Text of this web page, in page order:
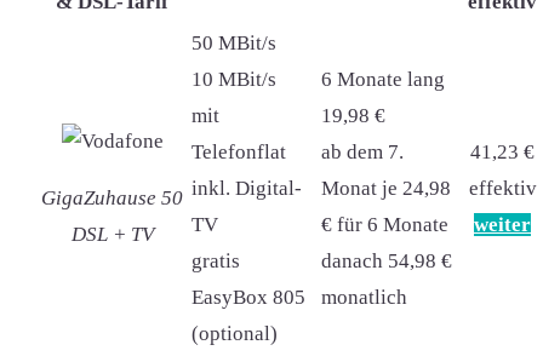
GigaZuhause 50
DSL + TV
50 MBit/s
10 MBit/s
mit
Telefonflat
inkl. Digital-
TV
gratis
EasyBox 805
(optional)
6 Monate lang
19,98 €
ab dem 7.
Monat je 24,98
€ für 6 Monate
danach 54,98 €
monatlich
41,23 €
effektiv
weiter